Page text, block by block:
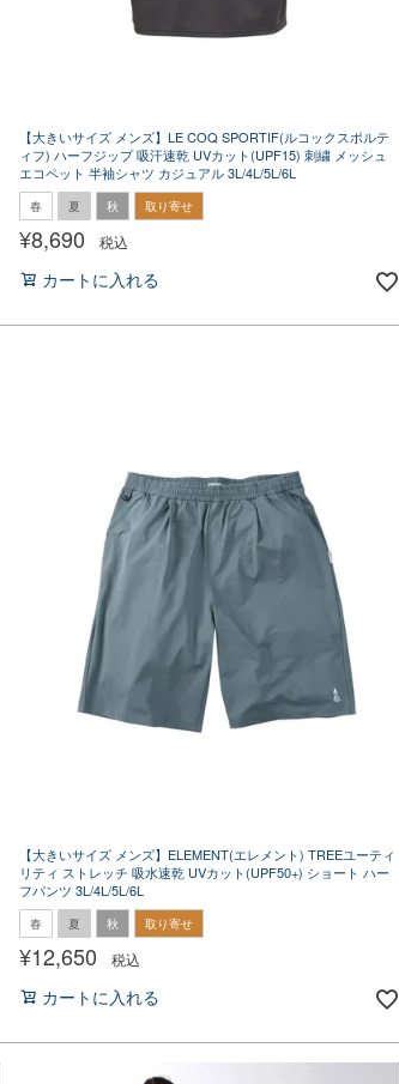
【大きいサイズ メンズ】LE COQ SPORTIF(ルコックスポルテ
ィフ) ハーフジップ 吸汗速乾 UVカット(UPF15) 刺繍 メッシュ
エコペット 半袖シャツ カジュアル 3L/4L/5L/6L
春 夏 秋 取り寄せ
¥8,690 税込
カートに入れる
【大きいサイズ メンズ】ELEMENT(エレメント) TREEユーティ
リティ ストレッチ 吸水速乾 UVカット(UPF50+) ショート ハー
フパンツ 3L/4L/5L/6L
春 夏 秋 取り寄せ
¥12,650 税込
カートに入れる